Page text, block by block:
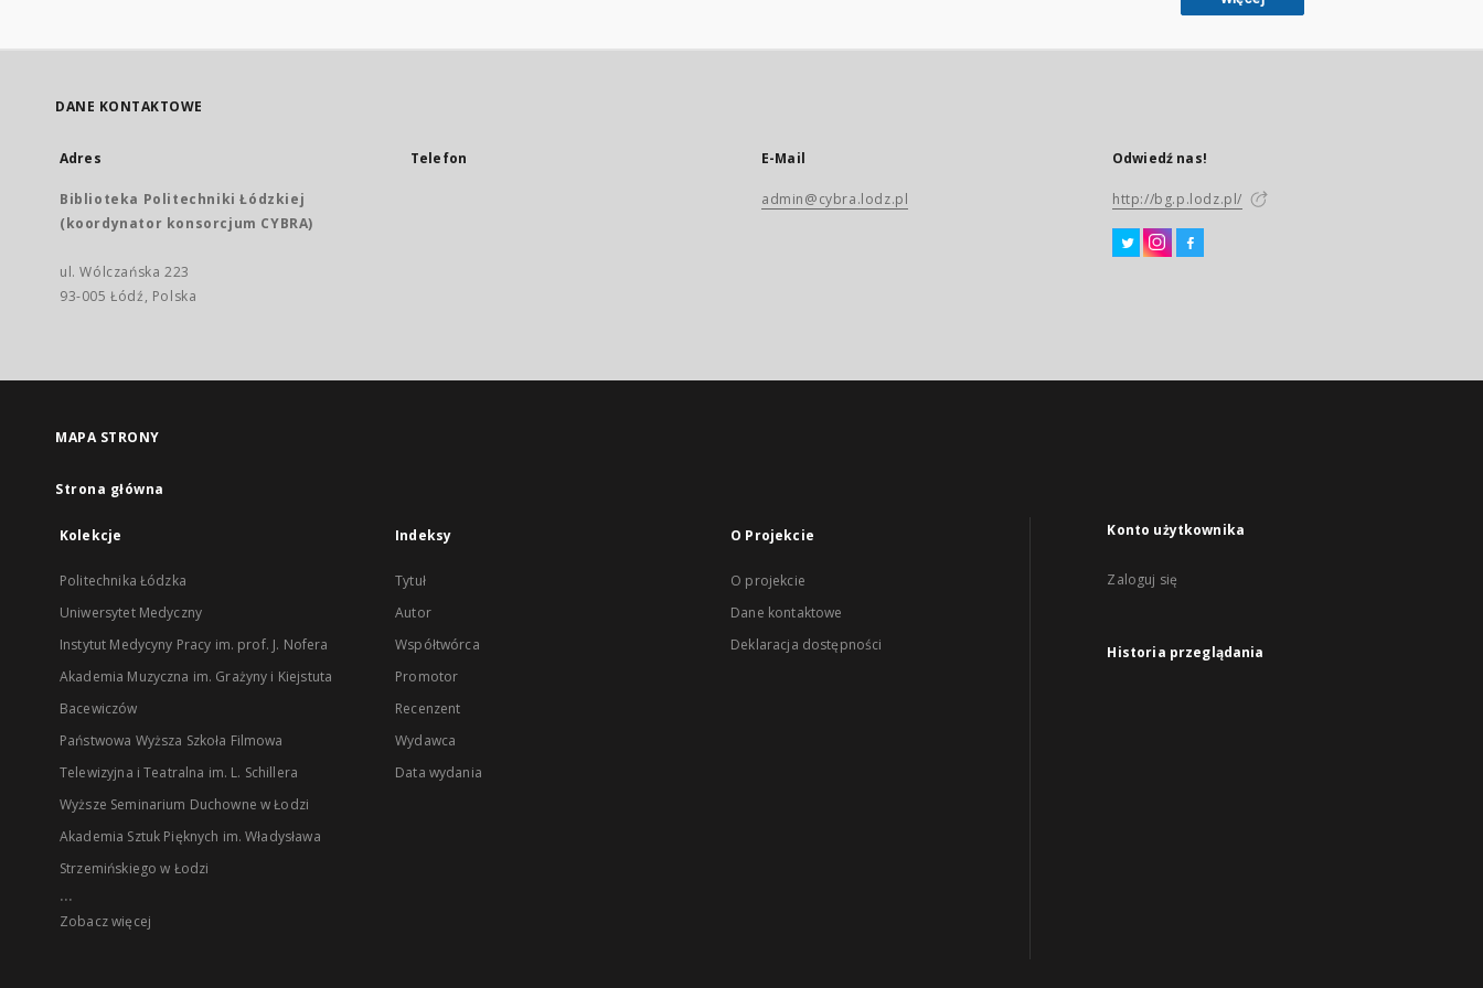
DANE KONTAKTOWE
Adres
Biblioteka Politechniki Łódzkiej
(koordynator konsorcjum CYBRA)
ul. Wólczańska 223
93-005 Łódź, Polska
Telefon E-Mail
admin@cybra.lodz.pl
Odwiedź nas!
http://bg.p.lodz.pl/
MAPA STRONY
Strona główna
Kolekcje
Politechnika Łódzka
Uniwersytet Medyczny
Instytut Medycyny Pracy im. prof. J. Nofera
Akademia Muzyczna im. Grażyny i Kiejstuta
Bacewiczów
Państwowa Wyższa Szkoła Filmowa
Telewizyjna i Teatralna im. L. Schillera
Wyższe Seminarium Duchowne w Łodzi
Akademia Sztuk Pięknych im. Władysława
Strzemińskiego w Łodzi
...
Zobacz więcej
Indeksy
Tytuł
Autor
Współtwórca
Promotor
Recenzent
Wydawca
Data wydania
O Projekcie
O projekcie
Dane kontaktowe
Deklaracja dostępności
Konto użytkownika
Zaloguj się
Historia przeglądania